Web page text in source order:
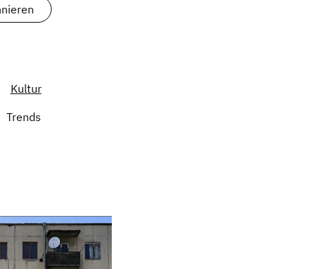
Kultur
Trends